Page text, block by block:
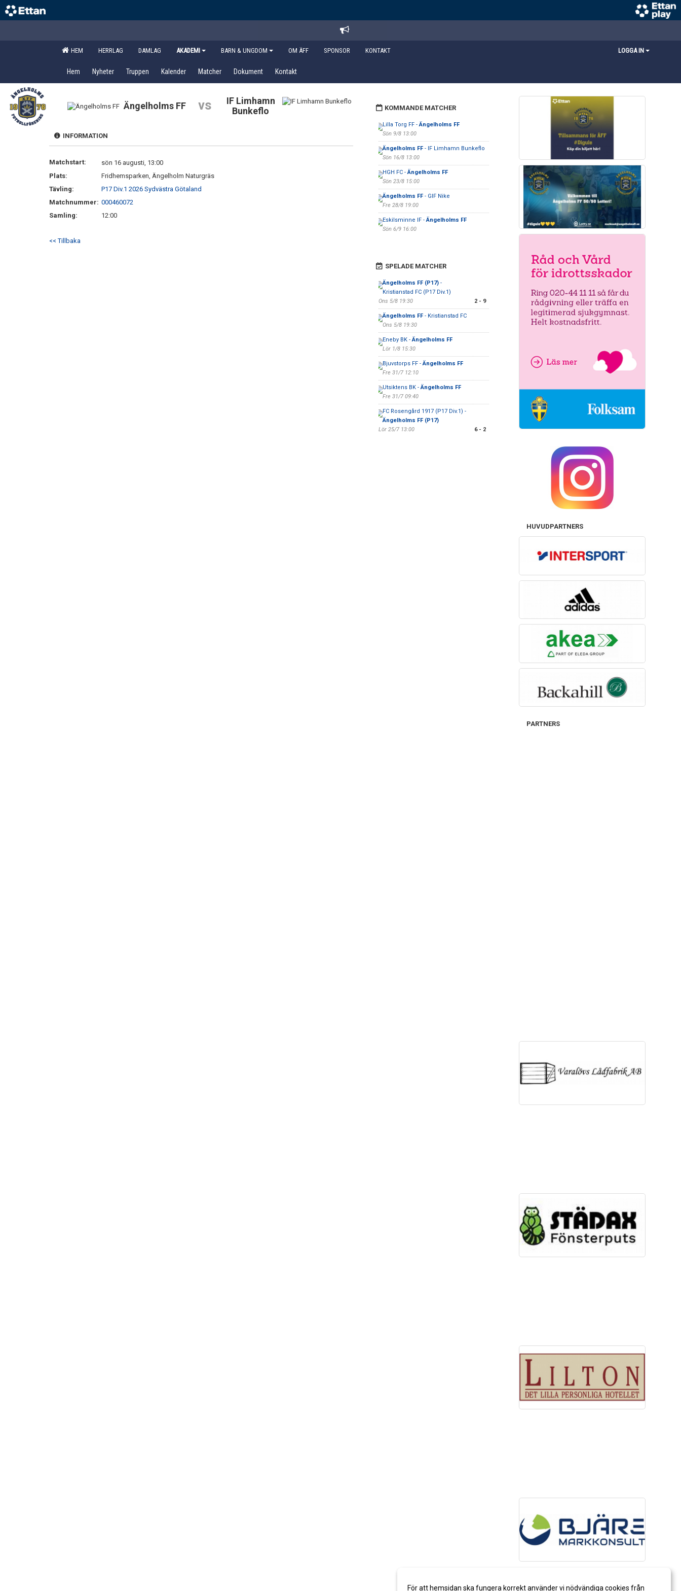
HEM HERRLAG DAMLAG AKADEMI BARN & UNGDOM OM ÄFF SPONSOR KONTAKT LOGGA IN
Hem Nyheter Truppen Kalender Matcher Dokument Kontakt
Ängelholms FF vs
IF Limhamn
Bunkeflo
INFORMATION
Matchstart:
sön 16 augusti, 13:00
Plats:
Fridhemsparken, Ängelholm Naturgräs
Tävling:
P17 Div.1 2026 Sydvästra Götaland
Matchnummer: 000460072
Samling:
12:00
<< Tillbaka
KOMMANDE MATCHER
Lilla Torg FF -Ängelholms FF
Sön 9/8 13:00
Ängelholms FF- IF Limhamn Bunkeflo
Sön 16/8 13:00
HGH FC -Ängelholms FF
Sön 23/8 15:00
Ängelholms FF- GIF Nike
Fre 28/8 19:00
Eskilsminne IF -Ängelholms FF
Sön 6/9 16:00
SPELADE MATCHER
Ängelholms FF (P17)-
Kristianstad FC (P17 Div.1)
Ons 5/8 19:30
2 - 9
Ängelholms FF- Kristianstad FC
Ons 5/8 19:30
Eneby BK -Ängelholms FF
Lör 1/8 15:30
Bjuvstorps FF -Ängelholms FF
Fre 31/7 12:10
Utsiktens BK -Ängelholms FF
Fre 31/7 09:40
FC Rosengård 1917 (P17 Div.1) -
Ängelholms FF (P17)
Lör 25/7 13:00
6 - 2
HUVUDPARTNERS
PARTNERS
För att hemsidan ska fungera korrekt använder vi nödvändiga cookies från